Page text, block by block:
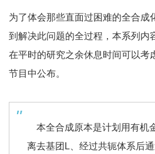
为了体会那些直面过困难的全合成
到解决此问题的全过程，本系列内
在平时的研究之余休息时间可以考
节目中公布。
本全合成原本是计划用有机
离去基团L、经过共轭体系后